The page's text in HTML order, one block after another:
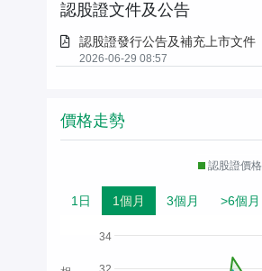
認股證文件及公告
認股證發行公告及補充上市文件
2026-06-29 08:57
價格走勢
認股證價格
1日 1個月 3個月 >6個月
34